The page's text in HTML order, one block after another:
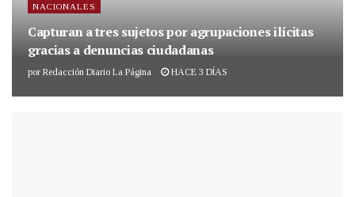
NACIONALES
Capturan a tres sujetos por agrupaciones ilícitas
gracias a denuncias ciudadanas
por Redacción Diario La Página HACE 3 DÍAS